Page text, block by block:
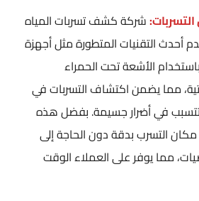
شركة كشف تسربات المياه
أحدث التقنيات المتطورة مثل أجهزة
الأشعة تحت الحمراء
مما يضمن اكتشاف التسربات في
في أضرار جسيمة. بفضل هذه
مكان التسرب بدقة دون الحاجة إلى
مما يوفر على العملاء الوقت